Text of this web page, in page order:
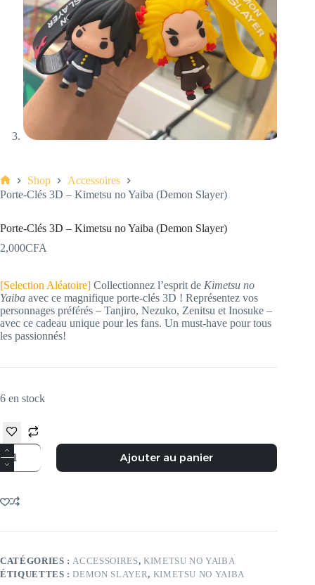
Shop
Accessoires
Porte-Clés 3D – Kimetsu no Yaiba (Demon Slayer)
Porte-Clés 3D – Kimetsu no Yaiba (Demon Slayer)
2,000CFA
[Selection Aléatoire] Collectionnez l’esprit de Kimetsu no
Yaiba avec ce magnifique porte-clés 3D ! Représentez vos
personnages préférés – Tanjiro, Nezuko, Zenitsu et Inosuke –
avec ce cadeau unique pour les fans. Un must-have pour tous
les passionnés!
6 en stock
Ajouter au panier
CATÉGORIES : ACCESSOIRES, KIMETSU NO YAIBA
ÉTIQUETTES :DEMON SLAYER, KIMETSU NO YAIBA